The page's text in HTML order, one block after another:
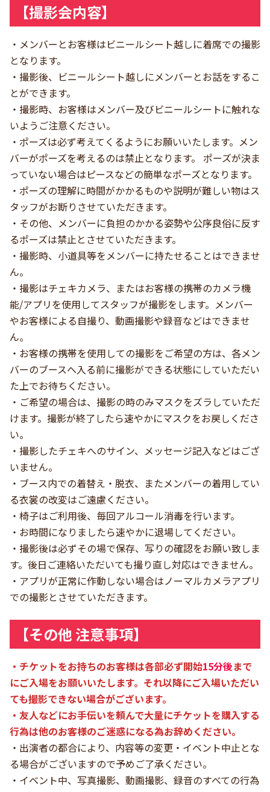
【撮影会内容】
・メンバーとお客様はビニールシート越しに着席での撮影
となります。
・撮影後、ビニールシート越しにメンバーとお話をするこ
とができます。
・撮影時、お客様はメンバー及びビニールシートに触れな
いようご注意ください。
・ポーズは必ず考えてくるようにお願いいたします。メン
バーがポーズを考えるのは禁止となります。 ポーズが決ま
っていない場合はピースなどの簡単なポーズとなります。
・ポーズの理解に時間がかかるものや説明が難しい物はス
タッフがお断りさせていただきます。
・その他、メンバーに負担のかかる姿勢や公序良俗に反す
るポーズは禁止とさせていただきます。
・撮影時、小道具等をメンバーに持たせることはできませ
ん。
・撮影はチェキカメラ、またはお客様の携帯のカメラ機
能/アプリを使用してスタッフが撮影をします。メンバー
やお客様による自撮り、動画撮影や録音などはできませ
ん。
・お客様の携帯を使用しての撮影をご希望の方は、各メン
バーのブースへ入る前に撮影ができる状態にしていただい
た上でお待ちください。
・ご希望の場合は、撮影の時のみマスクをズラしていただ
けます。撮影が終了したら速やかにマスクをお戻しくださ
い。
・撮影したチェキへのサイン、メッセージ記入などはござ
いません。
・ブース内での着替え・脱衣、またメンバーの着用してい
る衣裳の改変はご遠慮ください。
・椅子はご利用後、毎回アルコール消毒を行います。
・お時間になりましたら速やかに退場してください。
・撮影後は必ずその場で保存、写りの確認をお願い致しま
す。後日ご連絡いただいても撮り直し対応はできません。
・アプリが正常に作動しない場合はノーマルカメラアプリ
での撮影とさせていただきます。
【その他 注意事項】
・チケットをお持ちのお客様は各部必ず開始15分後まで
にご入場をお願いいたします。それ以降にご入場いただい
ても撮影できない場合がございます。
・友人などにお手伝いを頼んで大量にチケットを購入する
行為は他のお客様のご迷惑になる為お辞めください。
・出演者の都合により、内容等の変更・イベント中止とな
る場合がございますので予めご了承ください。
・イベント中、写真撮影、動画撮影、録音のすべての行為